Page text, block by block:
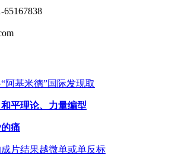
阿基米德”国际发现取
平理论、力量编型
痛
片结果越微单或单反标